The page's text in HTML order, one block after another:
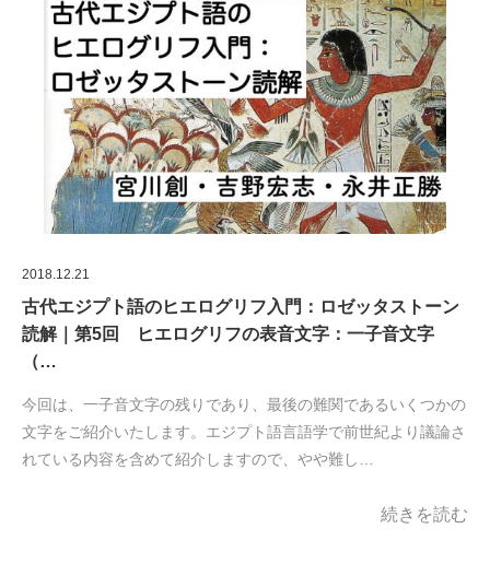
2018.12.21
古代エジプト語のヒエログリフ入門：ロゼッタストーン
読解｜第5回 ヒエログリフの表音文字：一子音文字
（…
今回は、一子音文字の残りであり、最後の難関であるいくつかの
文字をご紹介いたします。エジプト語言語学で前世紀より議論さ
れている内容を含めて紹介しますので、やや難し…
続きを読む